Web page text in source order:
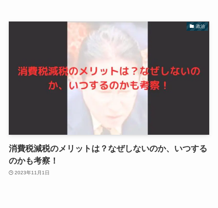
政治
消費税減税のメリットは？なぜしないのか、いつする
のかも考察！
2023年11月1日